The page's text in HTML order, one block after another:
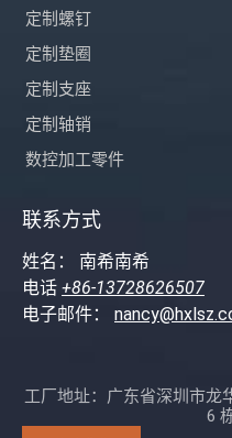
定制螺钉
定制垫圈
定制支座
定制轴销
数控加工零件
联系方式
姓名： 南希南希
电话 +86-13728626507
电子邮件：
工厂地址：广东省深圳市龙
6